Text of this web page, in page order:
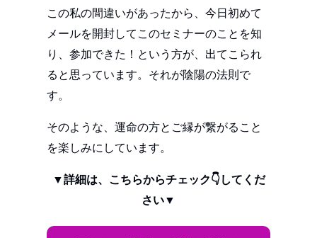
この私の間違いがあったから、今日初めて
メールを開封してこのセミナーのことを知
り、参加できた！という方が、出てこられ
ると思っています。それが陰陽の法則で
す。
そのような、運命の方とご縁が繋がること
を楽しみにしています。
▼詳細は、こちらからチェック👇してくだ
さい▼